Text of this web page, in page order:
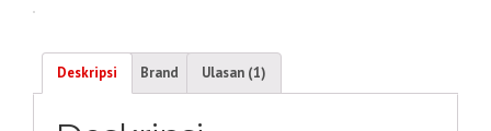
Deskripsi Brand Ulasan (1)